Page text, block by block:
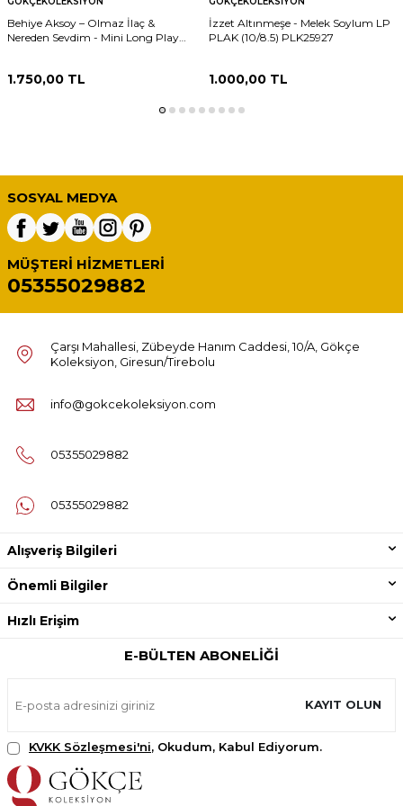
Behiye Aksoy – Olmaz İlaç &
Nereden Sevdim - Mini Long Play
1.750,00 TL
İzzet Altınmeşe - Melek Soylum LP
PLAK (10/8.5) PLK25927
1.000,00TL
SOSYAL MEDYA
MÜŞTERI HIZMETLERI
05355029882
Çarşı Mahallesi, Zübeyde Hanım Caddesi, 10/A, Gökçe
Koleksiyon, Giresun/Tirebolu
info@gokcekoleksiyon.com
05355029882
05355029882
Alışveriş Bilgileri
Önemli Bilgiler
Hızlı Erişim
E-BÜLTEN ABONELIĞI
KAYIT OLUN
KVKK Sözleşmesi'ni, Okudum, Kabul Ediyorum.